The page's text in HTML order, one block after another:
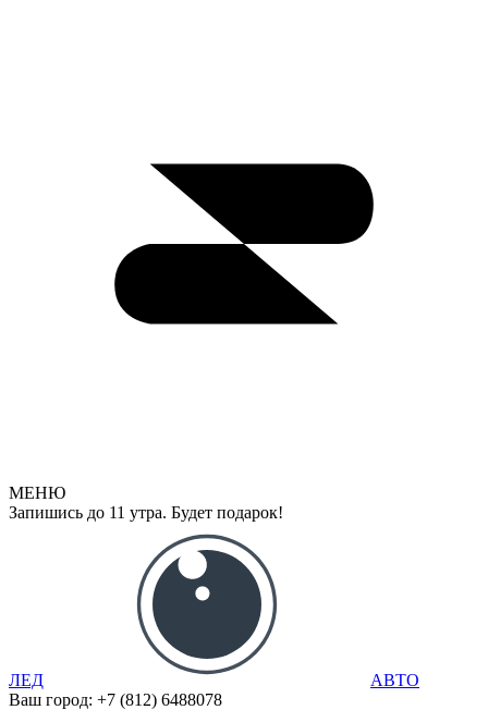
МЕНЮ
Запишись до 11 утра. Будет подарок!
ЛЕД
АВТО
Ваш город: +7 (812) 6488078